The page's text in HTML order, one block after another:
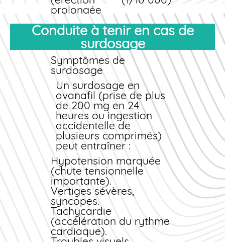
prolongée
Conduite à tenir
La plupart des effets
indésirables sont
légers et transitoires,
disparaissant
spontanément en
quelques heures. En
cas de céphalées
persistantes, un
antalgique classique
(paracétamol) peut
être pris. Si vous
constatez une érection
douloureuse durant
plus de 4 heures
(priapisme), consultez
immédiatement les
urgences pour éviter
des séquelles
irréversibles.
Conduite à tenir en cas de
surdosage
Symptômes de
surdosage
Un surdosage en
avanafil (prise de plus
de 200 mg en 24
heures ou ingestion
accidentelle de
plusieurs comprimés)
peut entraîner :
Hypotension marquée
(chute tensionnelle
importante).
Vertiges sévères,
syncopes.
Tachycardie
(accélération du rythme
cardiaque).